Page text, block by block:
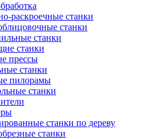
раскроечные станки
станки
станки
станки
прессы
станки
пилорамы
станки
станки по дереву
станки